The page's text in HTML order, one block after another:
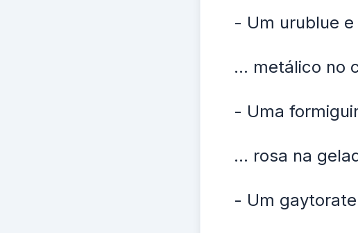
- Um urublue
... metálico no
- Uma
... rosa na
- Um